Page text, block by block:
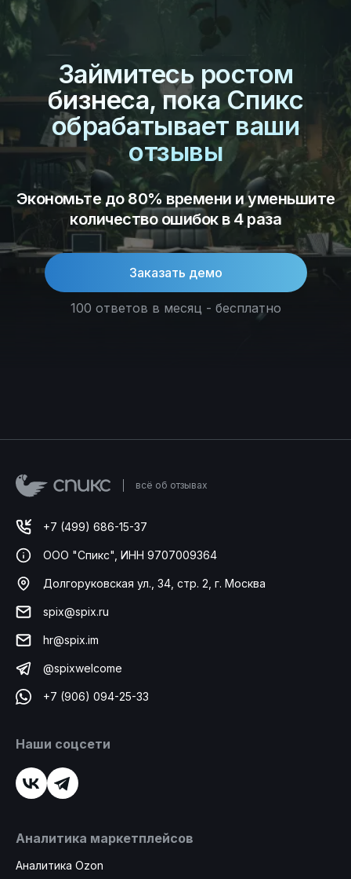
Займитесь ростом
бизнеса, пока Спикс
обрабатывает ваши
отзывы
Экономьте до 80% времени и уменьшите
количество ошибок в 4 раза
Заказать демо
100 ответов в месяц - бесплатно
всё об отзывах
+7 (499) 686-15-37
ООО "Спикс", ИНН 9707009364
Долгоруковская ул., 34, стр. 2, г. Москва
spix@spix.ru
hr@spix.im
@spixwelcome
+7 (906) 094-25-33
Аналитика маркетплейсов
Аналитика Ozon
Наши соцсети